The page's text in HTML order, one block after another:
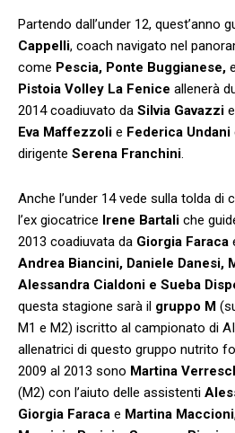
Partendo dall’under 12, quest’anno
Cappelli, coach navigato nel
come Pescia, Ponte Buggianese, e
Pistoia Volley La Fenice allenerà
2014 coadiuvato da Silvia Gavazzi
Eva Maffezzoli e Federica Undani
dirigente Serena Franchini.
Anche l’under 14 vede sulla tolda di
l’ex giocatrice Irene Bartali che
2013 coadiuvata da Giorgia Faraca
Andrea Biancini, Daniele Danesi,
Alessandra Cialdoni e Sueba
questa stagione sarà il gruppo M
M1 e M2) iscritto al campionato di
allenatrici di questo gruppo nutrito
2009 al 2013 sono Martina
(M2) con l’aiuto delle assistenti
Giorgia Faraca e Martina Maccioni